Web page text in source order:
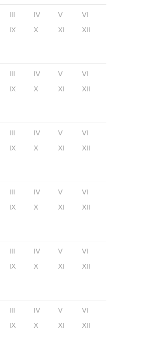
III IV V
VI
IX X XI XII
III IV V
VI
IX X XI XII
III IV V
VI
IX X XI XII
III IV V
VI
IX X XI XII
III IV V
VI
IX X XI XII
III IV V
VI
IX X XI XII